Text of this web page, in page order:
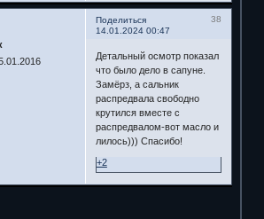
Поделиться
38
14.01.2024 00:47
Детальный осмотр показал
что было дело в сапуне.
Замёрз, а сальник
распредвала свободно
крутился вместе с
распредвалом-вот масло и
лилось))) Спасибо!
+2